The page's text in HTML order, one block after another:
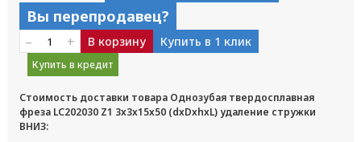
Вы перепродавец?
– + В корзину Купить в 1 клик
Купить в кредит
Стоимость доставки товара Однозубая твердосплавная
фреза LC202030 Z1 3x3x15x50 (dxDxhxL) удаление стружки
ВНИЗ: